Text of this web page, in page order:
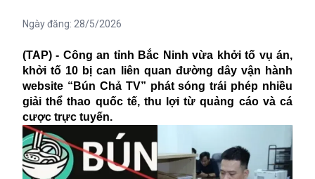
Ngày đăng: 28/5/2026
(TAP) - Công an tỉnh Bắc Ninh vừa khởi tố vụ án,
khởi tố 10 bị can liên quan đường dây vận hành
website “Bún Chả TV” phát sóng trái phép nhiều
giải thể thao quốc tế, thu lợi từ quảng cáo và cá
cược trực tuyến.